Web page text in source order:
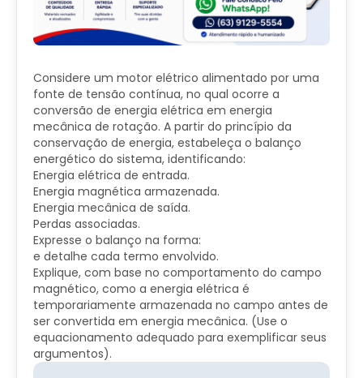
Considere um motor elétrico alimentado por uma
fonte de tensão contínua, no qual ocorre a
conversão de energia elétrica em energia
mecânica de rotação. A partir do princípio da
conservação de energia, estabeleça o balanço
energético do sistema, identificando:
Energia elétrica de entrada.
Energia magnética armazenada.
Energia mecânica de saída.
Perdas associadas.
Expresse o balanço na forma:
e detalhe cada termo envolvido.
Explique, com base no comportamento do campo
magnético, como a energia elétrica é
temporariamente armazenada no campo antes de
ser convertida em energia mecânica. (Use o
equacionamento adequado para exemplificar seus
argumentos).